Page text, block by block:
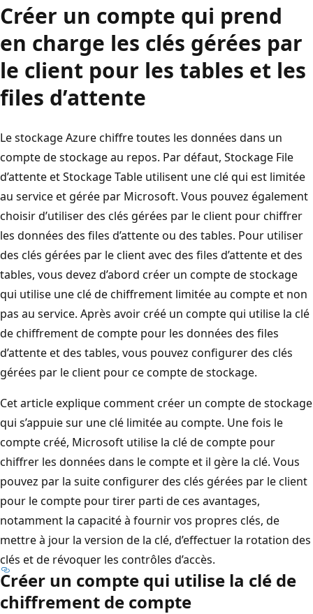
Créer un compte qui prend
en charge les clés gérées par
le client pour les tables et les
files d’attente
Le stockage Azure chiffre toutes les données dans un
compte de stockage au repos. Par défaut, Stockage File
d’attente et Stockage Table utilisent une clé qui est limitée
au service et gérée par Microsoft. Vous pouvez également
choisir d’utiliser des clés gérées par le client pour chiffrer
les données des files d’attente ou des tables. Pour utiliser
des clés gérées par le client avec des files d’attente et des
tables, vous devez d’abord créer un compte de stockage
qui utilise une clé de chiffrement limitée au compte et non
pas au service. Après avoir créé un compte qui utilise la clé
de chiffrement de compte pour les données des files
d’attente et des tables, vous pouvez configurer des clés
gérées par le client pour ce compte de stockage.
Cet article explique comment créer un compte de stockage
qui s’appuie sur une clé limitée au compte. Une fois le
compte créé, Microsoft utilise la clé de compte pour
chiffrer les données dans le compte et il gère la clé. Vous
pouvez par la suite configurer des clés gérées par le client
pour le compte pour tirer parti de ces avantages,
notamment la capacité à fournir vos propres clés, de
mettre à jour la version de la clé, d’effectuer la rotation des
clés et de révoquer les contrôles d’accès.
Créer un compte qui utilise la clé de
chiffrement de compte